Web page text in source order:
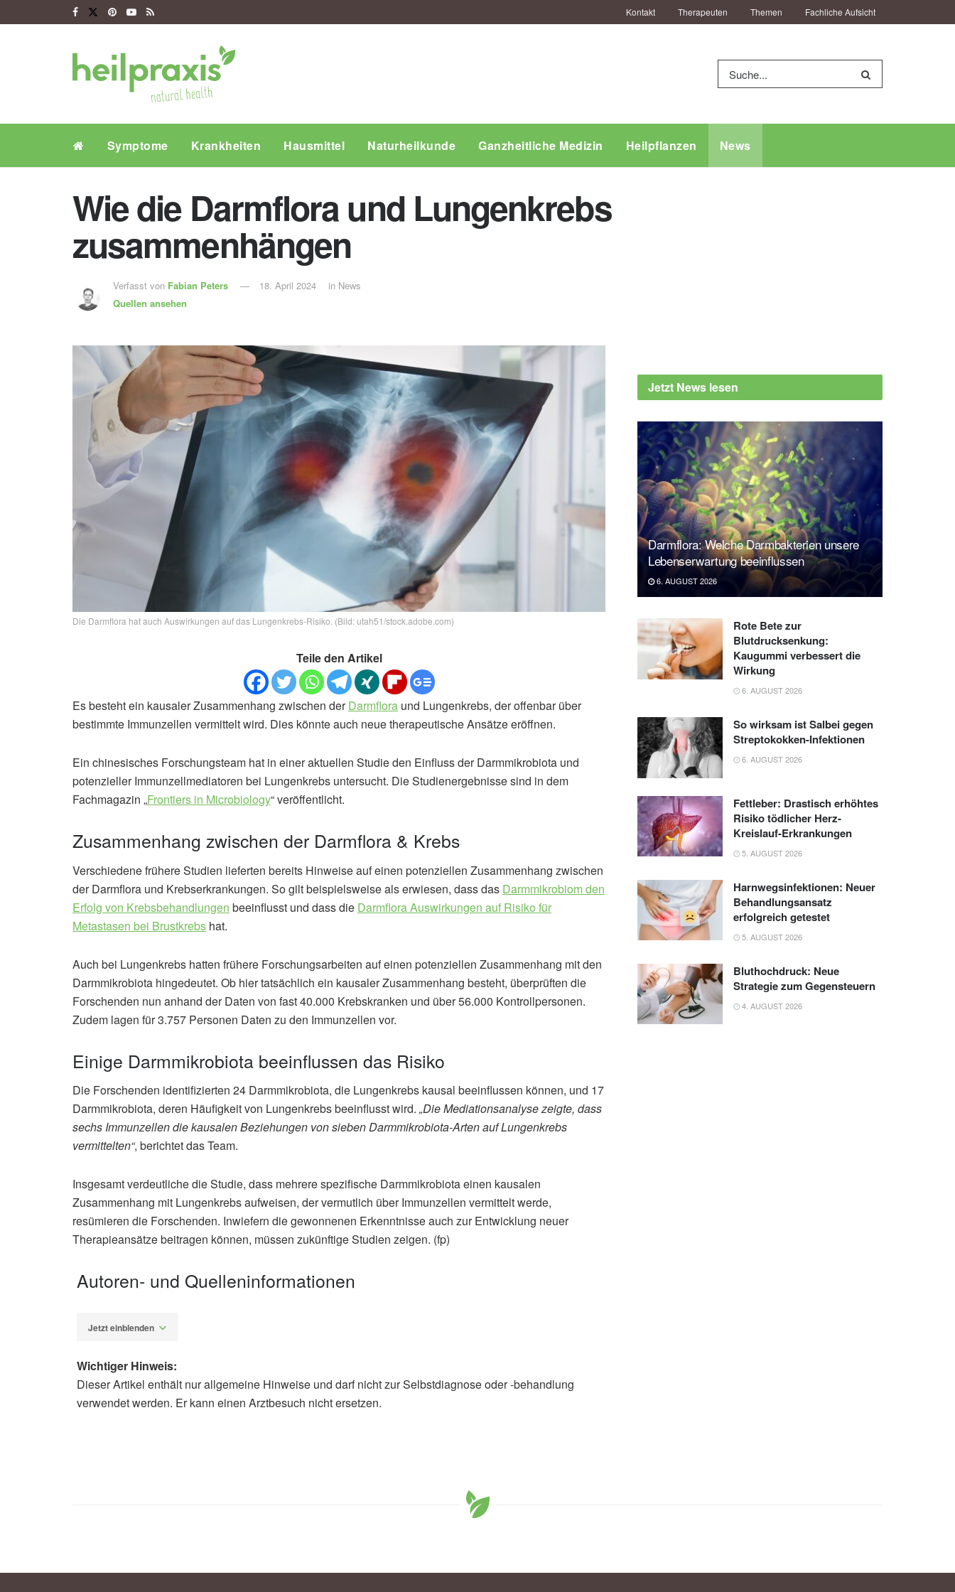
Kontakt Therapeuten Themen Fachliche Aufsicht
Symptome Krankheiten Hausmittel Naturheilkunde Ganzheitliche Medizin Heilpflanzen News
Wie die Darmflora und Lungenkrebs
zusammenhängen
Verfasst von Fabian Peters
Quellen ansehen
18. April 2024 in News
Die Darmflora hat auch Auswirkungen auf das Lungenkrebs-Risiko. (Bild: utah51/stock.adobe.com)
Teile den Artikel
Es besteht ein kausaler Zusammenhang zwischen derDarmflora und Lungenkrebs, der offenbar über
bestimmte Immunzellen vermittelt wird. Dies könnte auch neue therapeutische Ansätze eröffnen.
Ein chinesisches Forschungsteam hat in einer aktuellen Studie den Einfluss der Darmmikrobiota und
potenzieller Immunzellmediatoren bei Lungenkrebs untersucht. Die Studienergebnisse sind in dem
Fachmagazin „Frontiers in Microbiology“ veröffentlicht.
Zusammenhang zwischen der Darmflora & Krebs
Verschiedene frühere Studien lieferten bereits Hinweise auf einen potenziellen Zusammenhang zwischen
der Darmflora und Krebserkrankungen. So gilt beispielsweise als erwiesen, dass das Darmmikrobiom den
Erfolg von Krebsbehandlungen beeinflusst und dass die Darmflora Auswirkungen auf Risiko für
Metastasen bei Brustkrebs hat.
Auch bei Lungenkrebs hatten frühere Forschungsarbeiten auf einen potenziellen Zusammenhang mit den
Darmmikrobiota hingedeutet. Ob hier tatsächlich ein kausaler Zusammenhang besteht, überprüften die
Forschenden nun anhand der Daten von fast 40.000 Krebskranken und über 56.000 Kontrollpersonen.
Zudem lagen für 3.757 Personen Daten zu den Immunzellen vor.
Einige Darmmikrobiota beeinflussen das Risiko
Die Forschenden identifizierten 24 Darmmikrobiota, die Lungenkrebs kausal beeinflussen können, und 17
Darmmikrobiota, deren Häufigkeit von Lungenkrebs beeinflusst wird. „Die Mediationsanalyse zeigte, dass
sechs Immunzellen die kausalen Beziehungen von sieben Darmmikrobiota-Arten auf Lungenkrebs
vermittelten“, berichtet das Team.
Insgesamt verdeutliche die Studie, dass mehrere spezifische Darmmikrobiota einen kausalen
Zusammenhang mit Lungenkrebs aufweisen, der vermutlich über Immunzellen vermittelt werde,
resümieren die Forschenden. Inwiefern die gewonnenen Erkenntnisse auch zur Entwicklung neuer
Therapieansätze beitragen können, müssen zukünftige Studien zeigen. (fp)
Autoren- und Quelleninformationen
Jetzt einblenden
Fabian Peters
Wichtiger Hinweis:
Dieser Artikel enthält nur allgemeine Hinweise und darf nicht zur Selbstdiagnose oder -behandlung
verwendet werden. Er kann einen Arztbesuch nicht ersetzen.
Jetzt News lesen
Darmflora: Welche Darmbakterien unsere
Lebenserwartung beeinflussen
6. AUGUST 2026
Rote Bete zur
Blutdrucksenkung:
Kaugummi verbessert die
Wirkung
6. AUGUST 2026
So wirksam ist Salbei gegen
Streptokokken-Infektionen
6. AUGUST 2026
Fettleber: Drastisch erhöhtes
Risiko tödlicher Herz-
Kreislauf-Erkrankungen
5. AUGUST 2026
Harnwegsinfektionen: Neuer
Behandlungsansatz
erfolgreich getestet
5. AUGUST 2026
Bluthochdruck: Neue
Strategie zum Gegensteuern
4. AUGUST 2026